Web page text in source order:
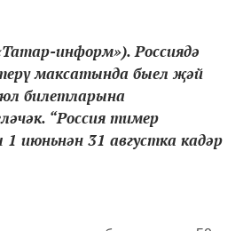
информ»). Россиядә
максатында быел җәй
билетларына
“Россия тимер
июньнән 31 августка кадәр